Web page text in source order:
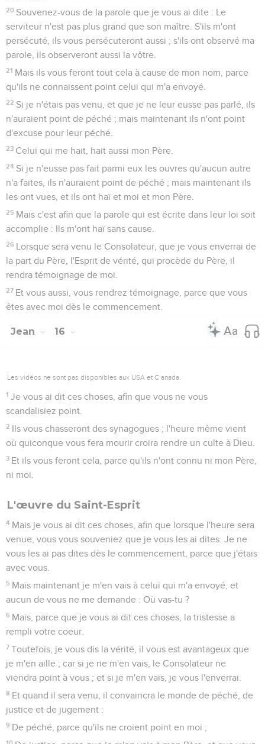
20 Souvenez-vous de la parole que je vous ai dite : Le
serviteur n'est pas plus grand que son maître. S'ils m'ont
persécuté, ils vous persécuteront aussi ; s'ils ont observé ma
parole, ils observeront aussi la vôtre.
21 Mais ils vous feront tout cela à cause de mon nom, parce
qu'ils ne connaissent point celui qui m'a envoyé.
22 Si je n'étais pas venu, et que je ne leur eusse pas parlé, ils
n'auraient point de péché ; mais maintenant ils n'ont point
d'excuse pour leur péché.
23 Celui qui me hait, hait aussi mon Père.
24 Si je n'eusse pas fait parmi eux les ouvres qu'aucun autre
n'a faites, ils n'auraient point de péché ; mais maintenant ils
les ont vues, et ils ont haï et moi et mon Père.
25 Mais c'est afin que la parole qui est écrite dans leur loi soit
accomplie : Ils m'ont haï sans cause.
26 Lorsque sera venu le Consolateur, que je vous enverrai de
la part du Père, l'Esprit de vérité, qui procède du Père, il
rendra témoignage de moi.
27 Et vous aussi, vous rendrez témoignage, parce que vous
êtes avec moi dès le commencement.
Jean 16
Les vidéos ne sont pas disponibles aux USA et C anada.
1 Je vous ai dit ces choses, afin que vous ne vous
scandalisiez point.
2 Ils vous chasseront des synagogues ; l'heure même vient
où quiconque vous fera mourir croira rendre un culte à Dieu.
3 Et ils vous feront cela, parce qu'ils n'ont connu ni mon Père,
ni moi.
L'œuvre du Saint-Esprit
4 Mais je vous ai dit ces choses, afin que lorsque l'heure sera
venue, vous vous souveniez que je vous les ai dites. Je ne
vous les ai pas dites dès le commencement, parce que j'étais
avec vous.
5 Mais maintenant je m'en vais à celui qui m'a envoyé, et
aucun de vous ne me demande : Où vas-tu ?
6 Mais, parce que je vous ai dit ces choses, la tristesse a
rempli votre coeur.
7 Toutefois, je vous dis la vérité, il vous est avantageux que
je m'en aille ; car si je ne m'en vais, le Consolateur ne
viendra point à vous ; et si je m'en vais, je vous l'enverrai.
8 Et quand il sera venu, il convaincra le monde de péché, de
justice et de jugement :
9 De péché, parce qu'ils ne croient point en moi ;
10